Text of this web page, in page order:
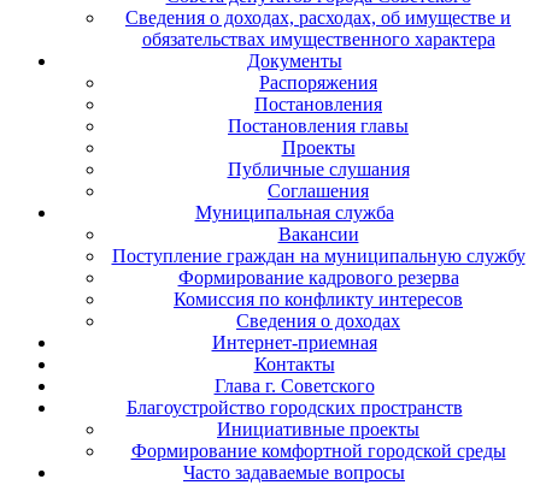
Сведения о доходах, расходах, об имуществе и
обязательствах имущественного характера
Документы
Распоряжения
Постановления
Постановления главы
Проекты
Публичные слушания
Соглашения
Муниципальная служба
Вакансии
Поступление граждан на муниципальную службу
Формирование кадрового резерва
Комиссия по конфликту интересов
Сведения о доходах
Интернет-приемная
Контакты
Глава г. Советского
Благоустройство городских пространств
Инициативные проекты
Формирование комфортной городской среды
Часто задаваемые вопросы